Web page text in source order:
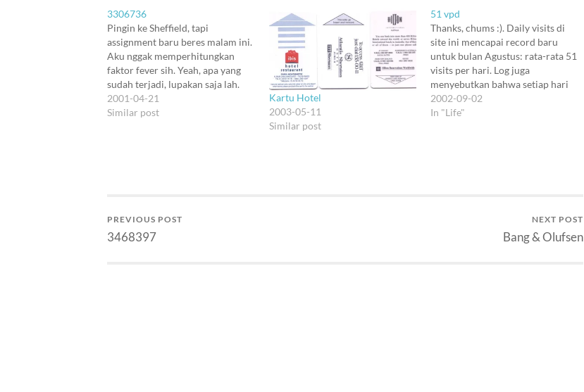
3306736
Pingin ke Sheffield, tapi
assignment baru beres malam ini.
Aku nggak memperhitungkan
faktor fever sih. Yeah, apa yang
sudah terjadi, lupakan saja lah.
Masih ada yang harus dikerjakan
esok hari.
2001-04-21
Similar post
Kartu Hotel
2003-05-11
Similar post
51 vpd
Thanks, chums :). Daily visits di
site ini mencapai record baru
untuk bulan Agustus: rata-rata 51
visits per hari. Log juga
menyebutkan bahwa setiap hari
ada 105 halaman yang dibuka,
menghasilkan hit sebesar 1341.
2002-09-02
In "Life"
PREVIOUS POST
3468397
NEXT POST
Bang & Olufsen